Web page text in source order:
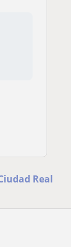
Real